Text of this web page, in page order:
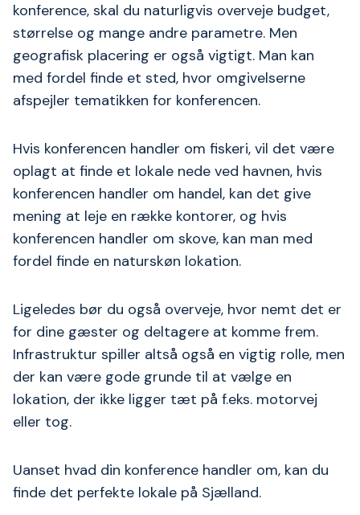
konference, skal du naturligvis overveje budget,
størrelse og mange andre parametre. Men
geografisk placering er også vigtigt. Man kan
med fordel finde et sted, hvor omgivelserne
afspejler tematikken for konferencen.
Hvis konferencen handler om fiskeri, vil det være
oplagt at finde et lokale nede ved havnen, hvis
konferencen handler om handel, kan det give
mening at leje en række kontorer, og hvis
konferencen handler om skove, kan man med
fordel finde en naturskøn lokation.
Ligeledes bør du også overveje, hvor nemt det er
for dine gæster og deltagere at komme frem.
Infrastruktur spiller altså også en vigtig rolle, men
der kan være gode grunde til at vælge en
lokation, der ikke ligger tæt på f.eks. motorvej
eller tog.
Uanset hvad din konference handler om, kan du
finde det perfekte lokale på Sjælland.